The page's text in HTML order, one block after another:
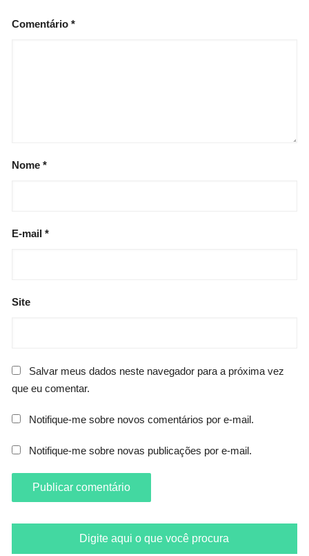
Comentário*
Nome*
E-mail*
Site
Salvar meus dados neste navegador para a próxima vez
que eu comentar.
Notifique-me sobre novos comentários por e-mail.
Notifique-me sobre novas publicações por e-mail.
Digite aqui o que você procura